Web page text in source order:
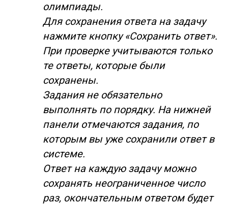
олимпиады.
Для сохранения ответа на задачу
нажмите кнопку «Сохранить ответ».
При проверке учитываются только
те ответы, которые были
сохранены.
Задания не обязательно
выполнять по порядку. На нижней
панели отмечаются задания, по
которым вы уже сохранили ответ в
системе.
Ответ на каждую задачу можно
сохранять неограниченное число
раз, окончательным ответом будет